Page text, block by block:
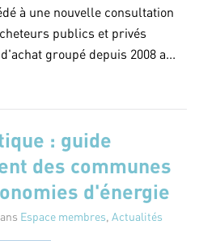
à une nouvelle consultation
publics et privés
groupé depuis 2008 a...
: guide
des communes
d'énergie
Espace membres, Actualités